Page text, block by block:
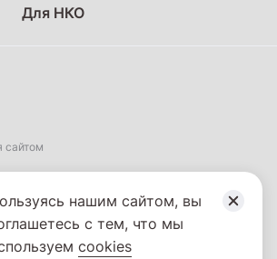
Для НКО
сайтом
данных
нашим сайтом, вы
с тем, что мы
cookies